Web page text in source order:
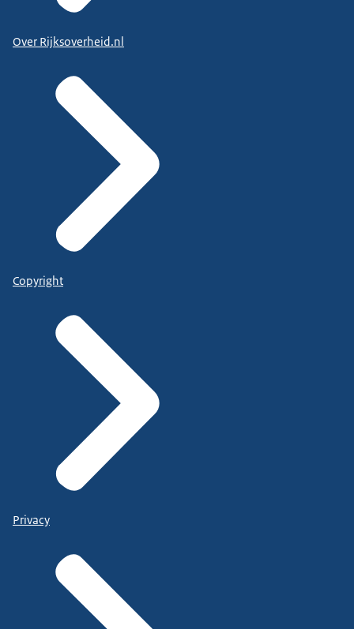
Over Rijksoverheid.nl
Copyright
Privacy